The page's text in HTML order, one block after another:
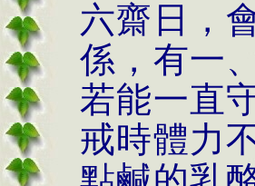
六齋日，
係，有一
若能一直
戒時體力